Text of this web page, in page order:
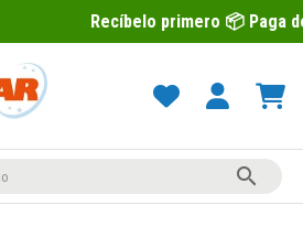
Recíbelo primero 📦 Paga después con
